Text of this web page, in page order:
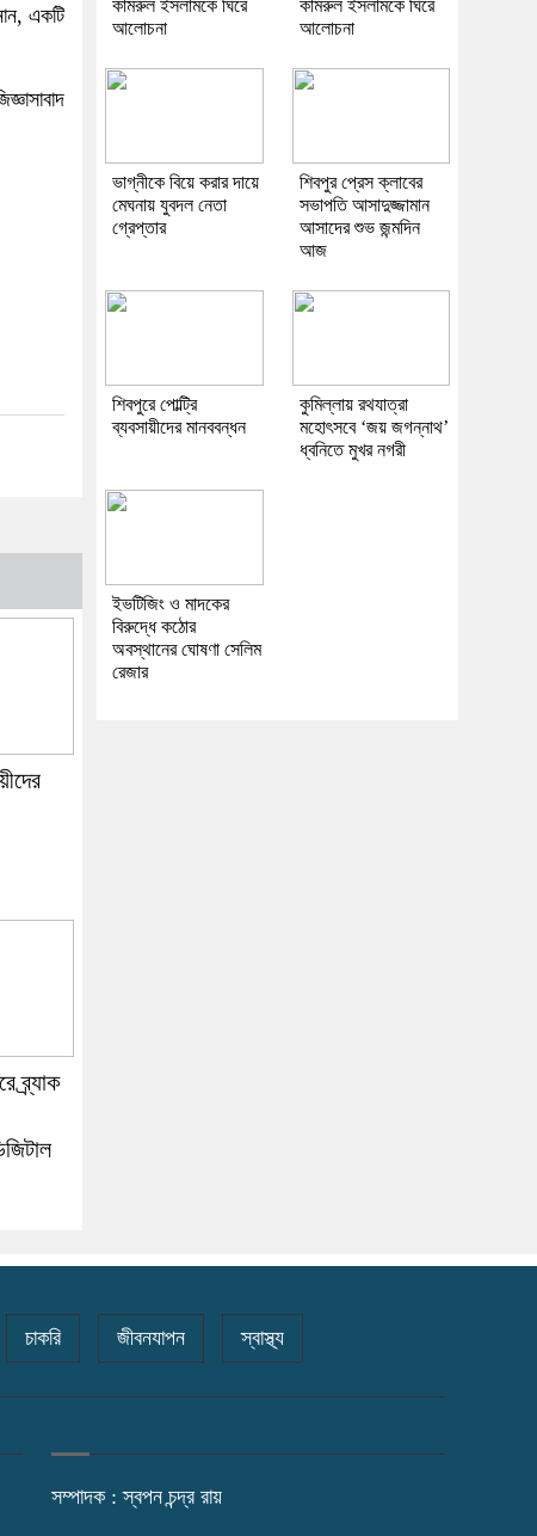
একটি
ব্র্যাক
কামরুল ইসলামকে ঘিরে
আলোচনা
কামরুল ইসলামকে ঘিরে
আলোচনা
ভাগ্নীকে বিয়ে করার দায়ে
মেঘনায় যুবদল নেতা
গ্রেপ্তার
শিবপুর প্রেস ক্লাবের
সভাপতি আসাদুজ্জামান
আসাদের শুভ জন্মদিন
আজ
শিবপুরে পোল্ট্রি
ব্যবসায়ীদের মানববন্ধন
কুমিল্লায় রথযাত্রা
মহোৎসবে ‘জয় জগন্নাথ’
ধ্বনিতে মুখর নগরী
ইভটিজিং ও মাদকের
বিরুদ্ধে কঠোর
অবস্থানের ঘোষণা সেলিম
রেজার
চাকরি জীবনযাপন স্বাস্থ্য
সম্পাদক : স্বপন চন্দ্র রায়